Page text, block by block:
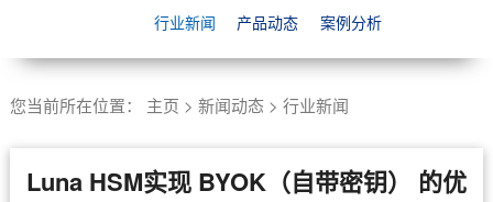
行业新闻 产品动态 案例分析
您当前所在位置： 主页 > 新闻动态> 行业新闻
Luna HSM实现 BYOK（自带密钥） 的优